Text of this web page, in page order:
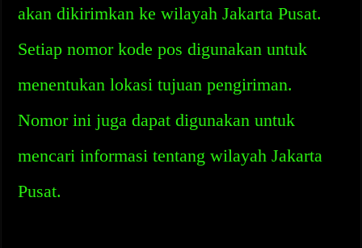
akan dikirimkan ke wilayah Jakarta Pusat.
Setiap nomor kode pos digunakan untuk
menentukan lokasi tujuan pengiriman.
Nomor ini juga dapat digunakan untuk
mencari informasi tentang wilayah Jakarta
Pusat.